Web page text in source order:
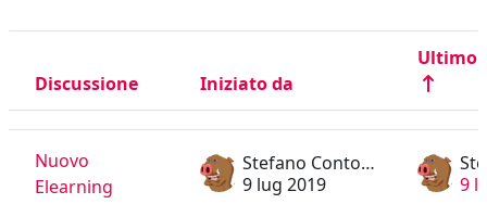
Stato
Discussione Iniziato da
Ultimo
Nuovo
Elearning
Stefano Contorni
9 lug 2019
9